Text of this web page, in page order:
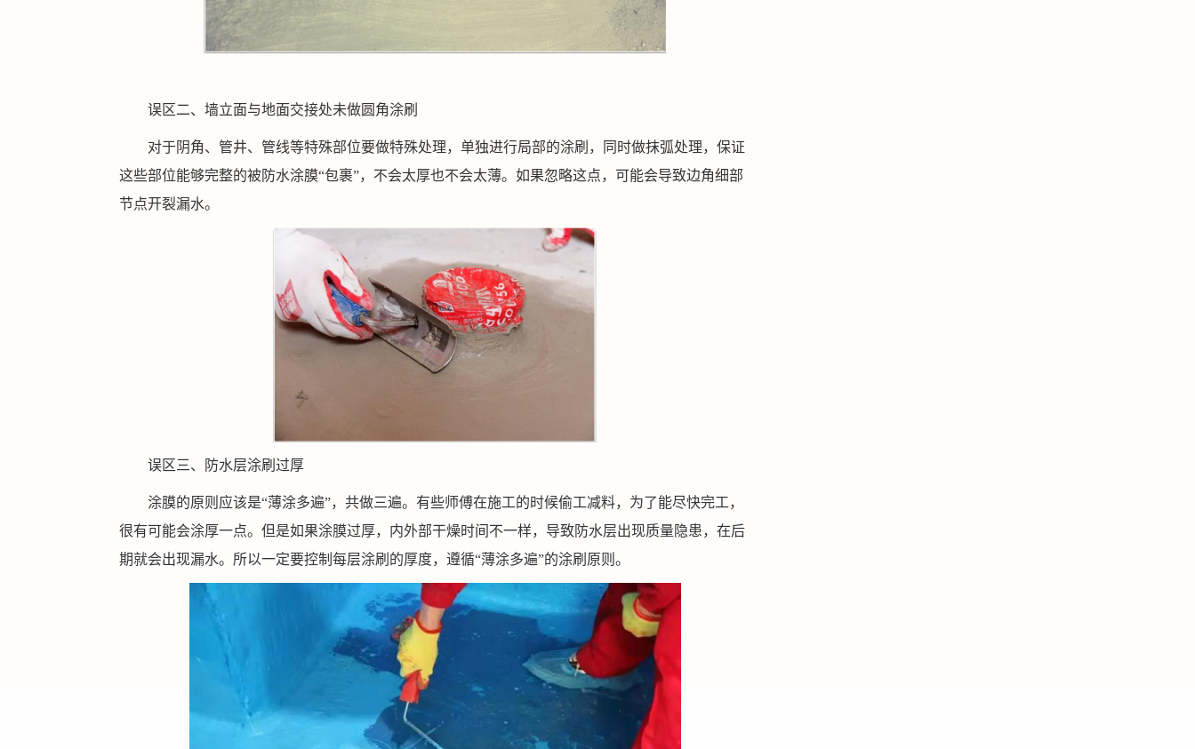
误区二、墙立面与地面交接处未做圆角涂刷
对于阴角、管井、管线等特殊部位要做特殊处理，单独进行局部的涂刷，同时做抹弧处理，保证
这些部位能够完整的被防水涂膜“包裹”，不会太厚也不会太薄。如果忽略这点，可能会导致边角细部
节点开裂漏水。
误区三、防水层涂刷过厚
涂膜的原则应该是“薄涂多遍”，共做三遍。有些师傅在施工的时候偷工减料，为了能尽快完工，
很有可能会涂厚一点。但是如果涂膜过厚，内外部干燥时间不一样，导致防水层出现质量隐患，在后
期就会出现漏水。所以一定要控制每层涂刷的厚度，遵循“薄涂多遍”的涂刷原则。